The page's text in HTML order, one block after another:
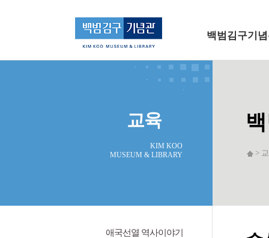
백범김구기
교육
KIM KOO
MUSEUM & LIBRARY
>
애국선열 역사이야기